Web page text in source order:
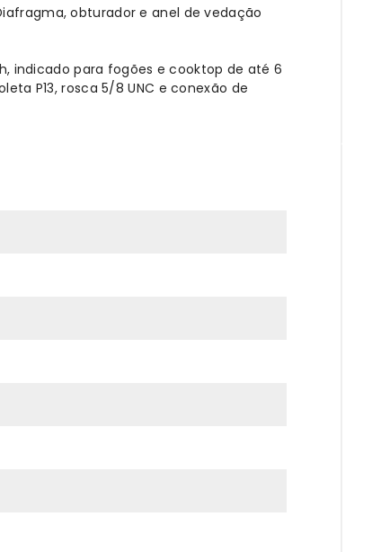
obturador e anel de vedação
indicado para fogões e cooktop de até 6
P13, rosca 5/8 UNC e conexão de